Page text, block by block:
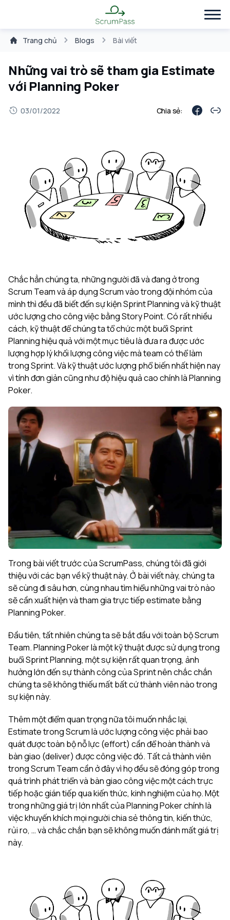
Trang chủ Blogs Bài viết
Những vai trò sẽ tham gia Estimate
với Planning Poker
03/01/2022 Chia sẻ:
Chắc hẳn chúng ta, những người đã và đang ở trong
Scrum Team và áp dụng Scrum vào trong đội nhóm của
mình thì đều đã biết đến sự kiện Sprint Planning và kỹ thuật
ước lượng cho công việc bằng Story Point. Có rất nhiều
cách, kỹ thuật để chúng ta tổ chức một buổi Sprint
Planning hiệu quả với một mục tiêu là đưa ra được ước
lượng hợp lý khối lượng công việc mà team có thể làm
trong Sprint. Và kỹ thuật ước lượng phổ biến nhất hiện nay
vì tính đơn giản cũng như độ hiệu quả cao chính là Planning
Poker.
Trong bài viết trướccủa ScrumPass, chúng tôi đã giới
thiệu với các bạn về kỹ thuật này. Ở bài viết này, chúng ta
sẽ cùng đi sâu hơn, cùng nhau tìm hiểu những vai trò nào
sẽ cần xuất hiện và tham gia trực tiếp estimate bằng
Planning Poker.
Đầu tiên, tất nhiên chúng ta sẽ bắt đầu với toàn bộ Scrum
Team. Planning Poker là một kỹ thuật được sử dụng trong
buổi Sprint Planning, một sự kiện rất quan trọng, ảnh
hưởng lớn đến sự thành công của Sprint nên chắc chắn
chúng ta sẽ không thiếu mất bất cứ thành viên nào trong
sự kiện này.
Thêm một điểm quan trọng nữa tôi muốn nhắc lại,
Estimate trong Scrum là ước lượng công việc phải bao
quát được toàn bộ nỗ lực (effort) cần để hoàn thành và
bàn giao (deliver) được công việc đó. Tất cả thành viên
trong Scrum Team cần ở đây vì họ đều sẽ đóng góp trong
quá trình phát triển và bàn giao công việc một cách trực
tiếp hoặc gián tiếp qua kiến thức, kinh nghiệm của họ. Một
trong những giá trị lớn nhất của Planning Poker chính là
việc khuyến khích mọi người chia sẻ thông tin, kiến thức,
rủi ro, … và chắc chắn bạn sẽ không muốn đánh mất giá trị
này.